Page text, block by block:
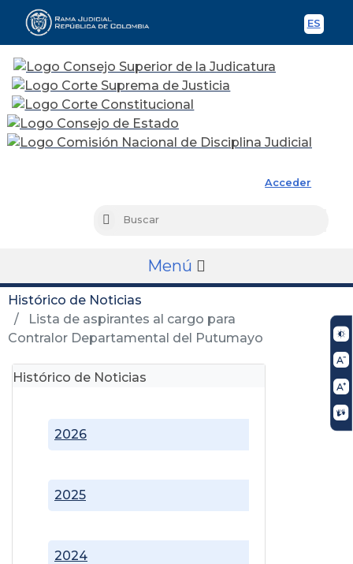
ES
Acceder
Buscar
Menú
Histórico de Noticias
Lista de aspirantes al cargo para
Contralor Departamental del Putumayo
Histórico de Noticias
2024
2025
2026